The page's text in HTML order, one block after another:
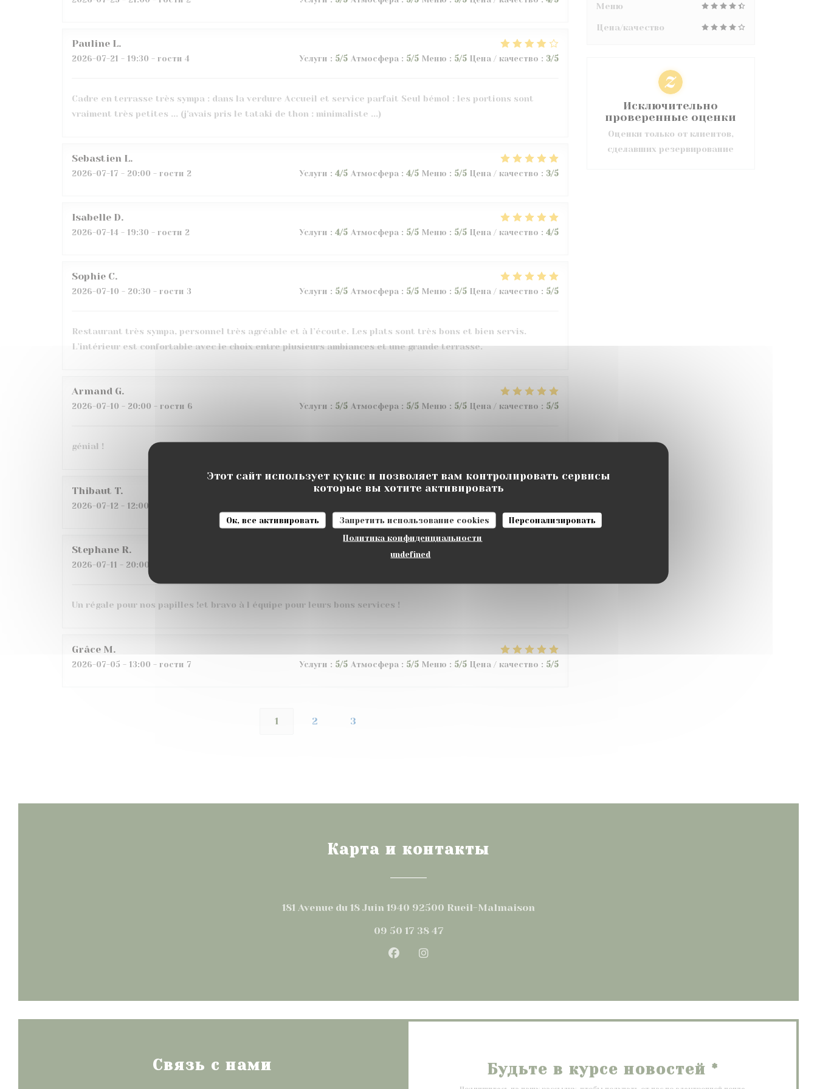
Этот сайт использует кукис и позволяет вам контролировать сервисы
которые вы хотите активировать
Ок, все активировать Запретить использование cookies
Персонализировать
Политика конфиденциальности
undefined
Pauline L
2026-07-21 - 19:30 - гости 4 Услуги : 5/5 Атмосфера: 5/5 Меню : 5/5 Цена / качество : 3/5
Cadre en terrasse très sympa : dans la verdure Accueil et service parfait Seul bémol : les portions sont
vraiment très petites ... (j'avais pris le tataki de thon : minimaliste ...)
Sebastien L
2026-07-17 - 20:00 - гости 2 Услуги : 4/5 Атмосфера: 4/5 Меню : 5/5 Цена / качество : 3/5
Isabelle D
2026-07-14 - 19:30 - гости 2 Услуги : 4/5 Атмосфера: 5/5 Меню : 5/5 Цена / качество : 4/5
Sophie C
2026-07-10 - 20:30 - гости 3 Услуги : 5/5 Атмосфера: 5/5 Меню : 5/5 Цена / качество : 5/5
Restaurant très sympa, personnel très agréable et à l’écoute. Les plats sont très bons et bien servis.
L’intérieur est confortable avec le choix entre plusieurs ambiances et une grande terrasse.
Armand G
2026-07-10 - 20:00 - гости 6 Услуги : 5/5 Атмосфера: 5/5 Меню : 5/5 Цена / качество : 5/5
génial !
Thibaut T
2026-07-12 - 12:00 - гости 2
Stephane R
2026-07-11 - 20:00 - гости 4
Un régale pour nos papilles !et bravo à l équipe pour leurs bons services !
Grâce M
2026-07-05 - 13:00 - гости 7 Услуги : 5/5 Атмосфера: 5/5 Меню : 5/5 Цена / качество : 5/5
1 2 3
Меню
Цена/качество
Исключительно
проверенные оценки
Оценки только от клиентов,
сделавших резервирование
Карта и контакты
181 Avenue du 18 Juin 1940 92500 Rueil-Malmaison
09 50 17 38 47
Facebook ((открывается в новом окне))
Связь с нами Будьте в курсе новостей *